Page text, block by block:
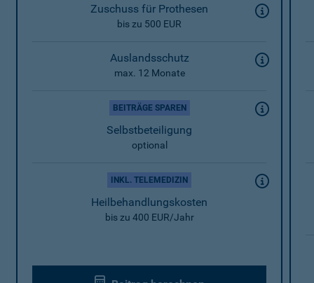
Zuschuss für Prothesen
bis zu 500 EUR
Auslandsschutz
max. 12 Monate
BEITRÄGE SPAREN
Selbstbeteiligung
optional
INKL. TELEMEDIZIN
Heilbehandlungskosten
bis zu 400 EUR/Jahr